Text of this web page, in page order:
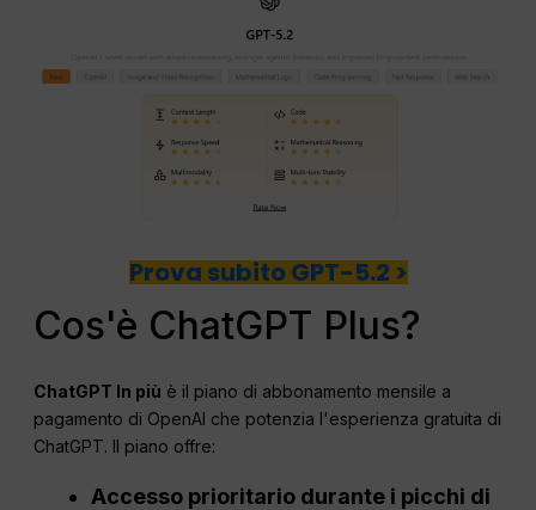
Prova subito GPT-5.2 >
Cos'è ChatGPT Plus?
ChatGPT In più è il piano di abbonamento mensile a
pagamento di OpenAI che potenzia l'esperienza gratuita di
ChatGPT. Il piano offre:
Accesso prioritario durante i picchi di